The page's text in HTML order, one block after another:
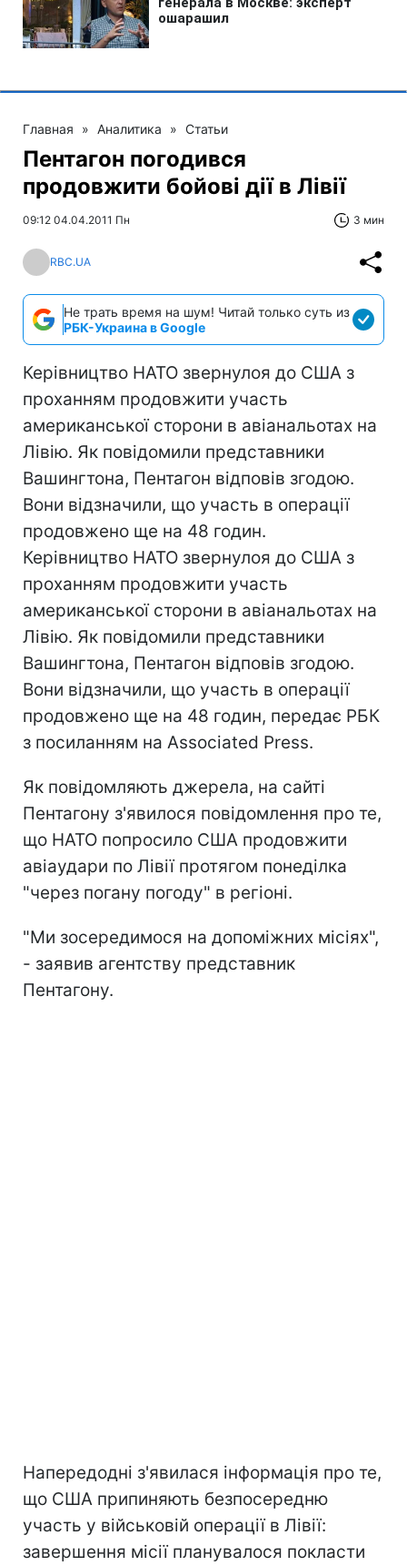
Главная » Аналитика » Статьи
Пентагон погодився
продовжити бойові дії в Лівії
09:12 04.04.2011 Пн 3 мин
RBC.UA
Не трать время на шум! Читай только суть из
РБК-Украина в Google
Керівництво НАТО звернулоя до США з
проханням продовжити участь
американської сторони в авіанальотах на
Лівію. Як повідомили представники
Вашингтона, Пентагон відповів згодою.
Вони відзначили, що участь в операції
продовжено ще на 48 годин.
Керівництво НАТО звернулоя до США з
проханням продовжити участь
американської сторони в авіанальотах на
Лівію. Як повідомили представники
Вашингтона, Пентагон відповів згодою.
Вони відзначили, що участь в операції
продовжено ще на 48 годин, передає РБК
з посиланням на Associated Press.
Як повідомляють джерела, на сайті
Пентагону з'явилося повідомлення про те,
що НАТО попросило США продовжити
авіаудари по Лівії протягом понеділка
"через погану погоду" в регіоні.
"Ми зосередимося на допоміжних місіях",
- заявив агентству представник
Пентагону.
Напередодні з'явилася інформація про те,
що США припиняють безпосередню
участь у військовій операції в Лівії:
завершення місії планувалося покласти